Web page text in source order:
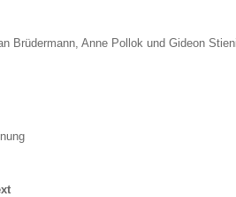
Brüdermann, Anne Pollok und Gideon